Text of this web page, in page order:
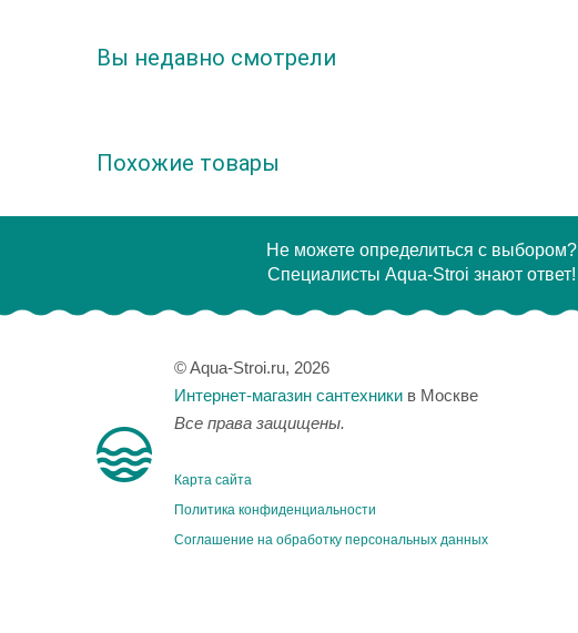
Вы недавно смотрели
Похожие товары
Не можете определиться с выбором?
Специалисты Aqua-Stroi знают ответ!
© Aqua-Stroi.ru, 2026
Интернет-магазин сантехники в Москве
Все права защищены.
Карта сайта
Политика конфиденциальности
Соглашение на обработку персональных данных